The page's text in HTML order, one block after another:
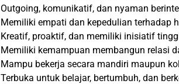
Outgoing, komunikatif, dan nyaman
Memiliki empati dan kepedulian terhadap
Kreatif, proaktif, dan memiliki inisiatif
Memiliki kemampuan membangun relasi
Mampu bekerja secara mandiri maupun
Terbuka untuk belajar, bertumbuh, dan